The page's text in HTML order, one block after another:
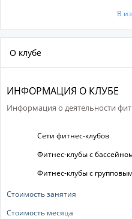
В
О клубе
ИНФОРМАЦИЯ О КЛУБЕ
Информация о деятельности
Сети фитнес-клубов
Фитнес-клубы с
Фитнес-клубы с
Стоимость занятия
Стоимость месяца